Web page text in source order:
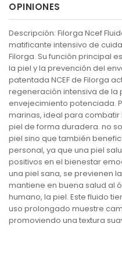
OPINIONES
Descripción: Filorga Ncef
matificante intensivo de
Filorga. Su función principal
la piel y la prevención del
patentada NCEF de Filorga
regeneración intensiva de la
envejecimiento potenciada.
marinas, ideal para
piel de forma duradera. no
piel sino que también
personal, ya que una piel
positivos en el bienestar
una piel sana, se previenen
mantiene en buena salud al
humano, la piel. Este fluido
uso prolongado muestre
promoviendo una textura